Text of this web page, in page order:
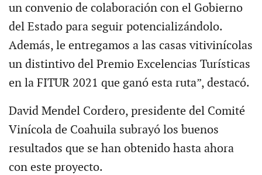
un convenio de colaboración con el Gobierno
del Estado para seguir potencializándolo.
Además, le entregamos a las casas vitivinícolas
un distintivo del Premio Excelencias Turísticas
en la FITUR 2021 que ganó esta ruta”, destacó.
David Mendel Cordero, presidente del Comité
Vinícola de Coahuila subrayó los buenos
resultados que se han obtenido hasta ahora
con este proyecto.